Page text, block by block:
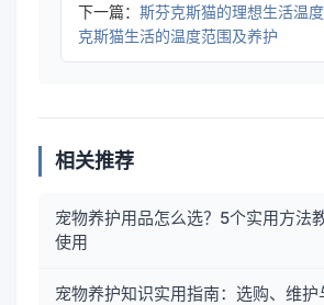
下一篇： 斯芬克斯猫的理想生活温
克斯猫生活的温度范围及养护
相关推荐
宠物养护用品怎么选？5个实用方法
使用
宠物养护知识实用指南：选购、维